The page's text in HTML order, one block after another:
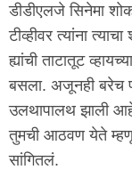
डीडीएलजे सिनेमा
टीव्हीवर त्यांना
ह्यांची ताटातूट
बसला. अजूनही बरेच
उलथापालथ झाली
तुमची आठवण येते
सांगितलं.